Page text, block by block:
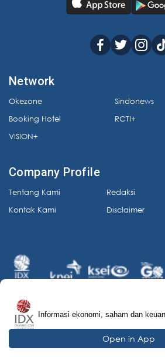
Network
Okezone
Booking Hotel
VISION+
Sindonews
RCTI+
Company Profile
Tentang Kami
Kontak Kami
Redaksi
Disclaimer
© 2026 IDX Channel. All
Informasi ekonomi, saham dan
Open in App